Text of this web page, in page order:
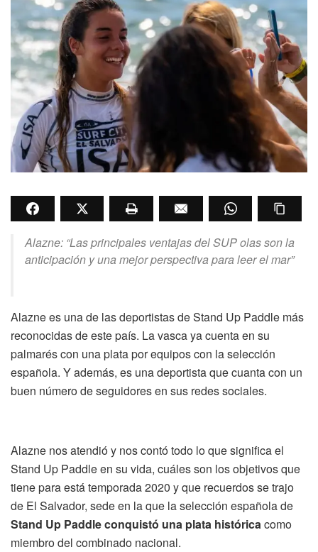
Alazne: “Las principales ventajas del SUP olas son la
anticipación y una mejor perspectiva para leer el mar”
Alazne es una de las deportistas de Stand Up Paddle más
reconocidas de este país. La vasca ya cuenta en su
palmarés con una plata por equipos con la selección
española. Y además, es una deportista que cuanta con un
buen número de seguidores en sus redes sociales.
Alazne nos atendió y nos contó todo lo que significa el
Stand Up Paddle en su vida, cuáles son los objetivos que
tiene para está temporada 2020 y que recuerdos se trajo
de El Salvador, sede en la que la selección española de
Stand Up Paddle conquistó una plata históricacomo
miembro del combinado nacional.